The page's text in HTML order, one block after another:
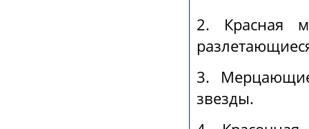
2. Красная
3.
звезды.